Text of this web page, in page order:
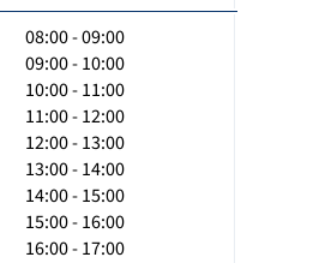
08:00 - 09:00
09:00 - 10:00
10:00 - 11:00
11:00 - 12:00
12:00 - 13:00
13:00 - 14:00
14:00 - 15:00
15:00 - 16:00
16:00 - 17:00